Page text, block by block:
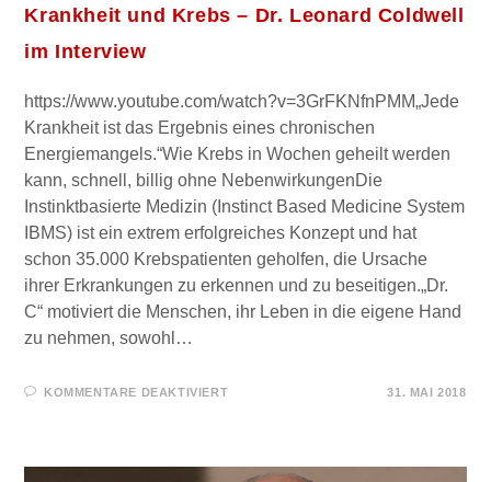
Krankheit und Krebs – Dr. Leonard Coldwell
im Interview
https://www.youtube.com/watch?v=3GrFKNfnPMM„Jede
Krankheit ist das Ergebnis eines chronischen
Energiemangels.“Wie Krebs in Wochen geheilt werden
kann, schnell, billig ohne NebenwirkungenDie
Instinktbasierte Medizin (Instinct Based Medicine System
IBMS) ist ein extrem erfolgreiches Konzept und hat
schon 35.000 Krebspatienten geholfen, die Ursache
ihrer Erkrankungen zu erkennen und zu beseitigen.„Dr.
C“ motiviert die Menschen, ihr Leben in die eigene Hand
zu nehmen, sowohl…
KOMMENTARE DEAKTIVIERTFÜR
LEONARD
31. MAI 2018